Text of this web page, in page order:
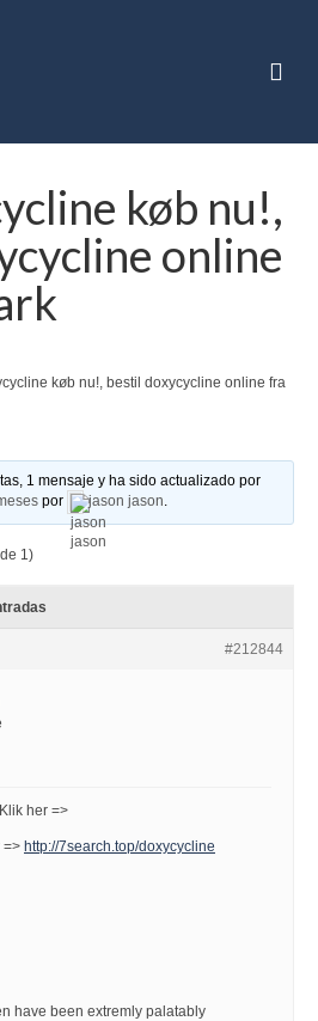
køb nu!,
online
køb nu!, bestil doxycycline online fra
1 mensaje y ha sido actualizado por
por jason jason.
1)
#212844
her =>
=> http://7search.top/doxycycline
have been extremly palatably